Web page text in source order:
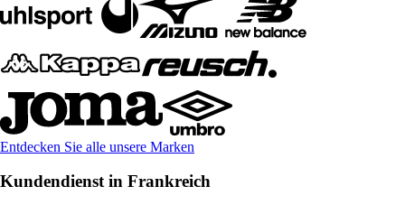
Entdecken Sie alle unsere Marken
Kundendienst in Frankreich